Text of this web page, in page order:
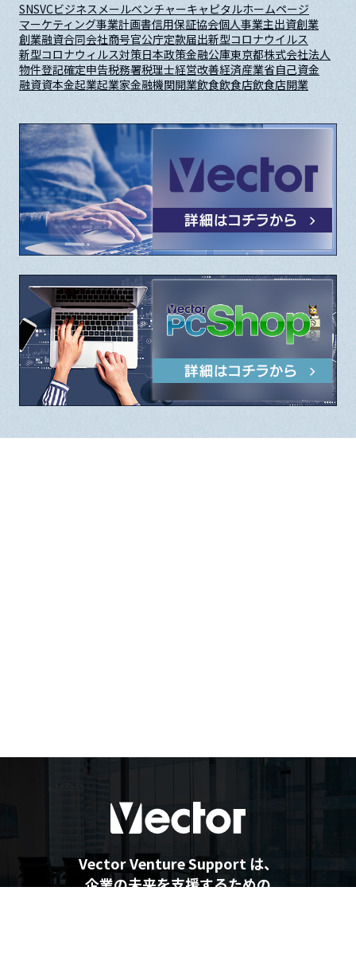
SNSVCビジネスメールベンチャーキャピタルホームページ
マーケティング事業計画書信用保証協会個人事業主出資創業
創業融資合同会社商号官公庁定款届出新型コロナウイルス
新型コロナウィルス対策日本政策金融公庫東京都株式会社法人
物件登記確定申告税務署税理士経営改善経済産業省自己資金
融資資本金起業起業家金融機関開業飲食飲食店飲食店開業
Vector Venture Support は、
企業の未来を支援するための